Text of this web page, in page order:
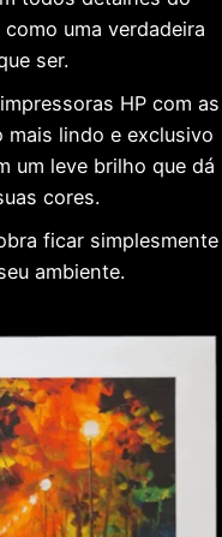
uma verdadeira
ser.
HP com as
mais lindo e exclusivo
um leve brilho que dá
cores.
ficar simplesmente
ambiente.